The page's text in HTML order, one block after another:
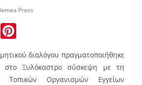
Press
X
nt
er
e
διαλόγου πραγματοποιήθηκε
Ξυλόκαστρο σύσκεψη με τη
Οργανισμών Εγγείων